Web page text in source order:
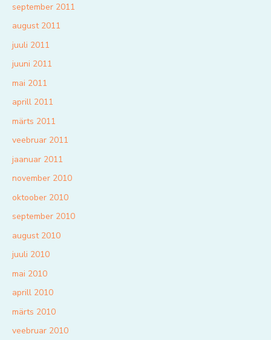
september 2011
august 2011
juuli 2011
juuni 2011
mai 2011
aprill 2011
märts 2011
veebruar 2011
jaanuar 2011
november 2010
oktoober 2010
september 2010
august 2010
juuli 2010
mai 2010
aprill 2010
märts 2010
veebruar 2010